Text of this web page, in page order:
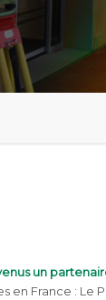
un
en France : Le